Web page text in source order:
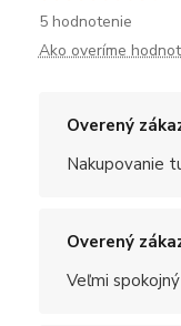
5 hodnotenie
Ako overíme
Overený
Nakupovanie
Overený
Veľmi